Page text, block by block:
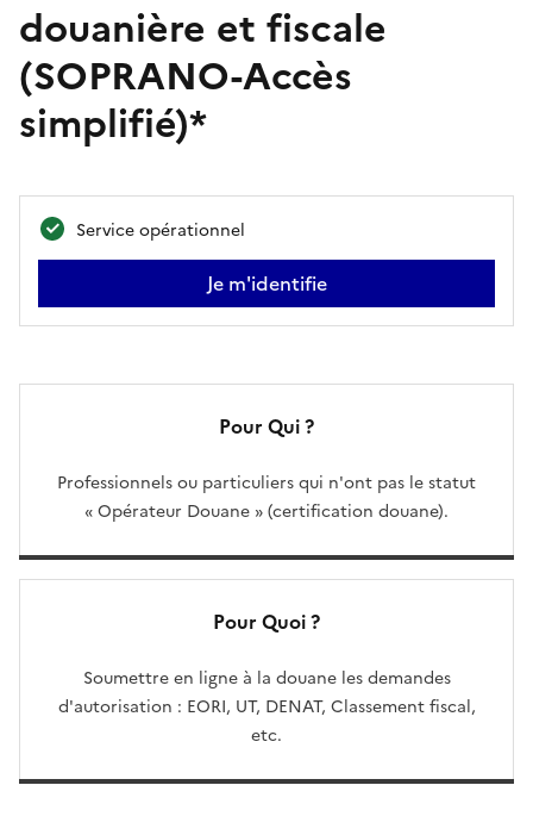
douanière et fiscale
(SOPRANO-Accès
simplifié)*
Pour Qui ?
Professionnels ou particuliers qui n'ont pas le statut
« Opérateur Douane » (certification douane).
Pour Quoi ?
Soumettre en ligne à la douane les demandes
d'autorisation : EORI, UT, DENAT, Classement fiscal,
etc.
Service opérationnel
Je m'identifie